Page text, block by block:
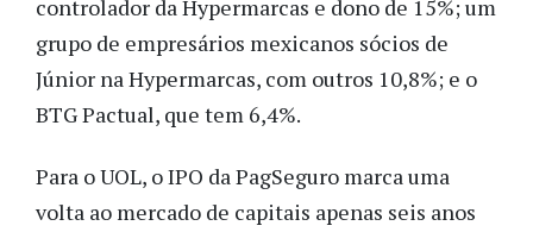
controlador da Hypermarcas e dono de 15%; um
grupo de empresários mexicanos sócios de
Júnior na Hypermarcas, com outros 10,8%; e o
BTG Pactual, que tem 6,4%.
Para o UOL, o IPO da PagSeguro marca uma
volta ao mercado de capitais apenas seis anos